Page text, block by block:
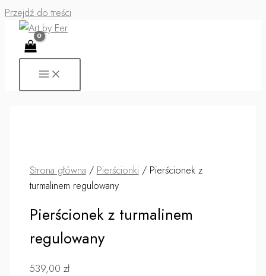
Przejdź do treści
Strona główna / Pierścionki/ Pierścionek z
turmalinem regulowany
Pierścionek z turmalinem
regulowany
539,00 zł